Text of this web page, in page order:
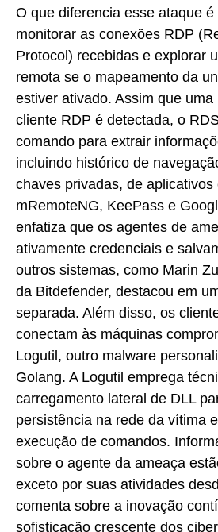
O que diferencia esse ataque
monitorar as conexões RDP
Protocol) recebidas e explorar
remota se o mapeamento da
estiver ativado. Assim que
cliente RDP é detectada, o
comando para extrair
incluindo histórico de
chaves privadas, de aplicativos
mRemoteNG, KeePass e
enfatiza que os agentes de
ativamente credenciais e
outros sistemas, como Marin
da Bitdefender, destacou em
separada. Além disso, os
conectam às máquinas
Logutil, outro malware
Golang. A Logutil emprega
carregamento lateral de DLL
persistência na rede da vítima
execução de comandos.
sobre o agente da ameaça
exceto por suas atividades
comenta sobre a inovação
sofisticação crescente dos